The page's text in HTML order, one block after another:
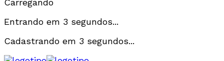
Carregando
Entrando em 3 segundos...
Cadastrando em 3 segundos...